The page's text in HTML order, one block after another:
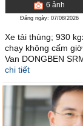
6 ảnh
Đăng ngày: 07/08/2026
Xe tải thùng; 930
chạy không cấm
Van DONGBEN
chi tiết